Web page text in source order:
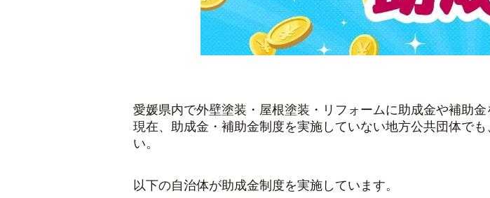
愛媛県内で外壁塗装・屋根塗装・リフォームに助成金や補助
現在、助成金・補助金制度を実施していない地方公共団体で
い。
以下の自治体が助成金制度を実施しています。